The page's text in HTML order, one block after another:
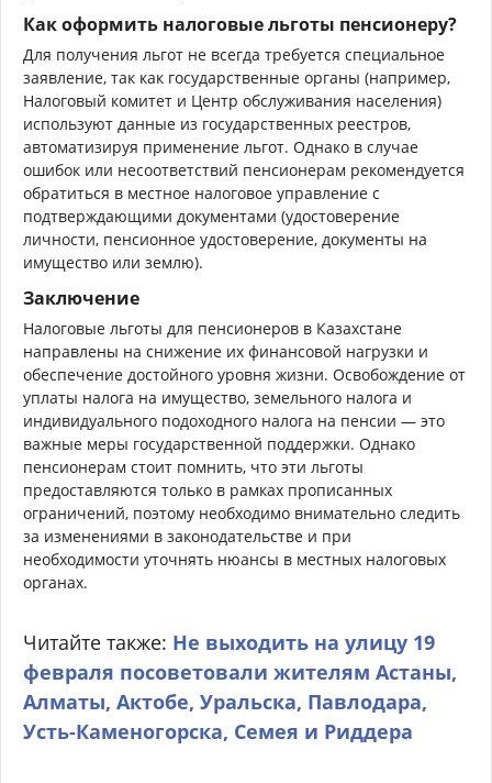
Как оформить налоговые льготы пенсионеру?
Для получения льгот не всегда требуется специальное
заявление, так как государственные органы (например,
Налоговый комитет и Центр обслуживания населения)
используют данные из государственных реестров,
автоматизируя применение льгот. Однако в случае
ошибок или несоответствий пенсионерам рекомендуется
обратиться в местное налоговое управление с
подтверждающими документами (удостоверение
личности, пенсионное удостоверение, документы на
имущество или землю).
Заключение
Налоговые льготы для пенсионеров в Казахстане
направлены на снижение их финансовой нагрузки и
обеспечение достойного уровня жизни. Освобождение от
уплаты налога на имущество, земельного налога и
индивидуального подоходного налога на пенсии — это
важные меры государственной поддержки. Однако
пенсионерам стоит помнить, что эти льготы
предоставляются только в рамках прописанных
ограничений, поэтому необходимо внимательно следить
за изменениями в законодательстве и при
необходимости уточнять нюансы в местных налоговых
органах.
Читайте также: Не выходить на улицу 19
февраля посоветовали жителям Астаны,
Алматы, Актобе, Уральска, Павлодара,
Усть-Каменогорска, Семея и Риддера